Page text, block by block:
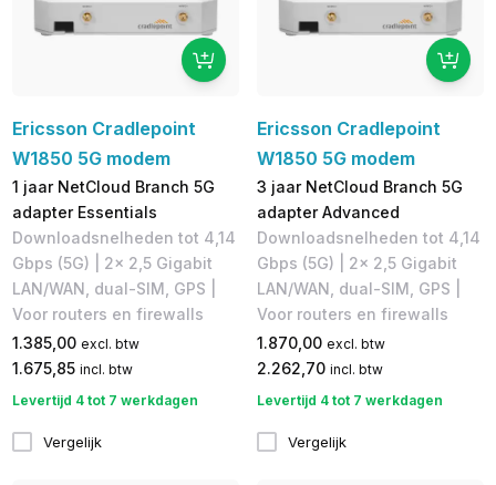
Ericsson Cradlepoint
W1850 5G modem
1 jaar NetCloud Branch 5G
adapter Essentials
Downloadsnelheden tot 4,14
Gbps (5G) | 2x 2,5 Gigabit
LAN/WAN, dual-SIM, GPS |
Voor routers en firewalls
1.385,00 excl. btw
1.675,85 incl. btw
Levertijd 4 tot 7 werkdagen
Vergelijk
Ericsson Cradlepoint
W1850 5G modem
3 jaar NetCloud Branch 5G
adapter Advanced
Downloadsnelheden tot 4,14
Gbps (5G) | 2x 2,5 Gigabit
LAN/WAN, dual-SIM, GPS |
Voor routers en firewalls
1.870,00 excl. btw
2.262,70 incl. btw
Levertijd 4 tot 7 werkdagen
Vergelijk